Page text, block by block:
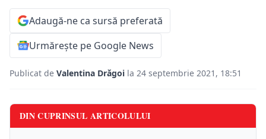
Adaugă-ne ca sursă preferată
Urmărește pe Google News
Publicat de Valentina Drăgoi la 24 septembrie 2021, 18:51
DIN CUPRINSUL ARTICOLULUI